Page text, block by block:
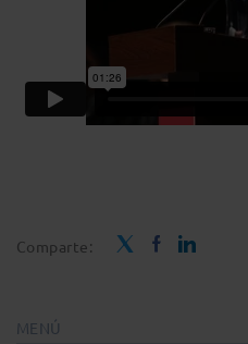
Comparte:
MENÚ